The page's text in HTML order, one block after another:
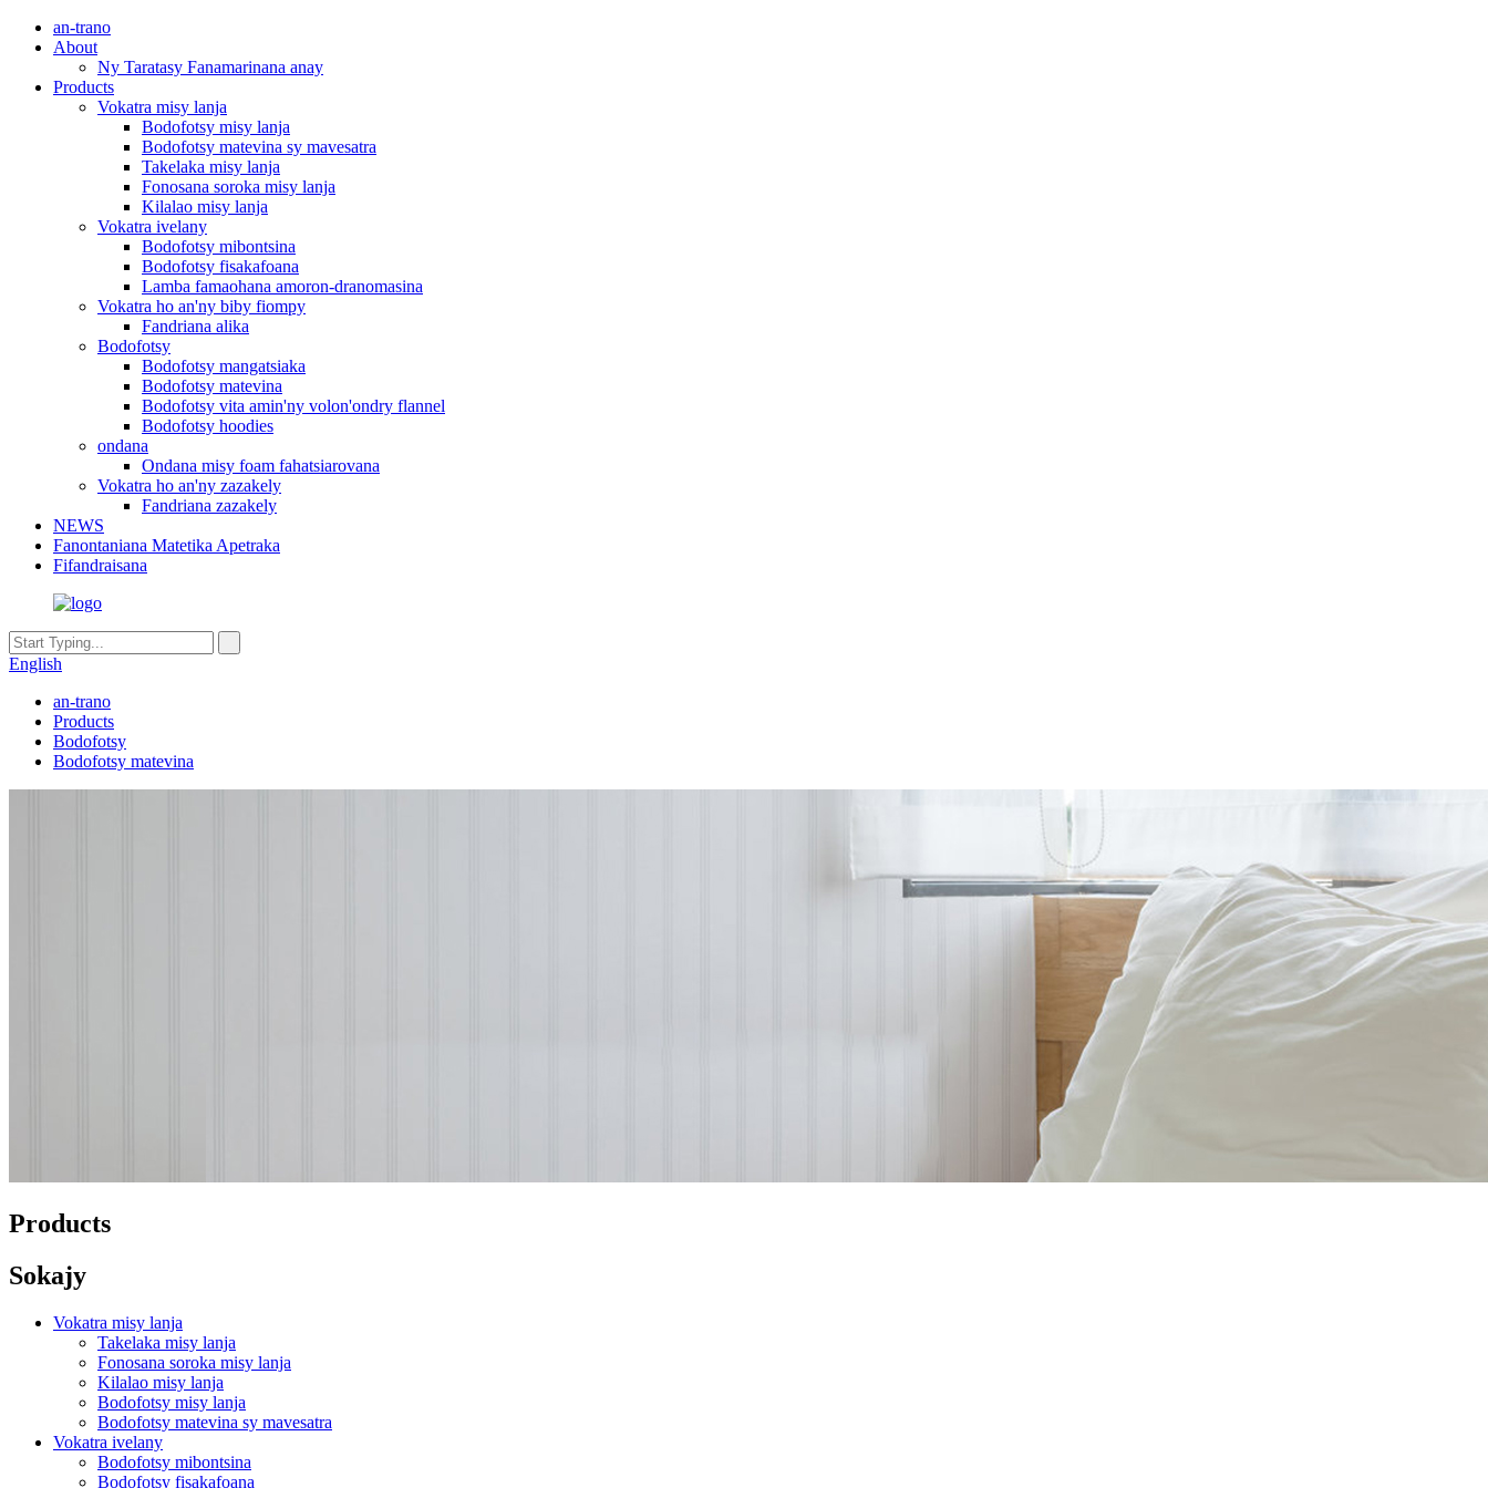
an-trano
About
Ny Taratasy Fanamarinana anay
Products
Vokatra misy lanja
Bodofotsy misy lanja
Bodofotsy matevina sy mavesatra
Takelaka misy lanja
Fonosana soroka misy lanja
Kilalao misy lanja
Vokatra ivelany
Bodofotsy mibontsina
Bodofotsy fisakafoana
Lamba famaohana amoron-dranomasina
Vokatra ho an'ny biby fiompy
Fandriana alika
Bodofotsy
Bodofotsy mangatsiaka
Bodofotsy matevina
Bodofotsy vita amin'ny volon'ondry flannel
Bodofotsy hoodies
ondana
Ondana misy foam fahatsiarovana
Vokatra ho an'ny zazakely
Fandriana zazakely
NEWS
Fanontaniana Matetika Apetraka
Fifandraisana
English
an-trano
Products
Bodofotsy
Bodofotsy matevina
Products
Sokajy
Vokatra misy lanja
Takelaka misy lanja
Fonosana soroka misy lanja
Kilalao misy lanja
Bodofotsy misy lanja
Bodofotsy matevina sy mavesatra
Vokatra ivelany
Bodofotsy mibontsina
Bodofotsy fisakafoana